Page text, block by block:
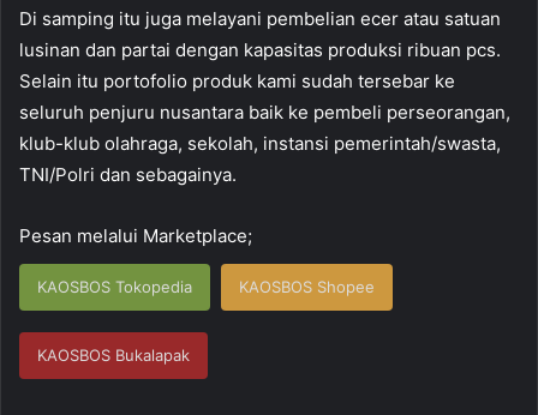
Di samping itu juga melayani pembelian ecer atau satuan
lusinan dan partai dengan kapasitas produksi ribuan pcs.
Selain itu portofolio produk kami sudah tersebar ke
seluruh penjuru nusantara baik ke pembeli perseorangan,
klub-klub olahraga, sekolah, instansi pemerintah/swasta,
TNI/Polri dan sebagainya.
Pesan melalui Marketplace;
KAOSBOS Tokopedia KAOSBOS Shopee
KAOSBOS Bukalapak